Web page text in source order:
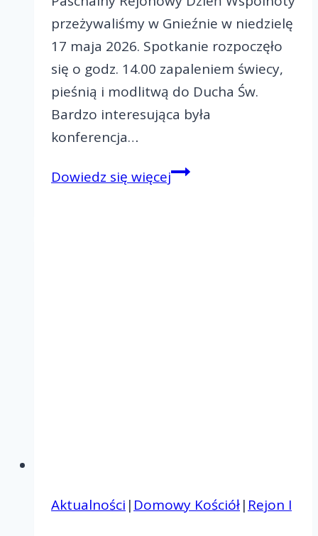
przeżywaliśmy w Gnieźnie w niedzielę
17 maja 2026. Spotkanie rozpoczęło
się o godz. 14.00 zapaleniem świecy,
pieśnią i modlitwą do Ducha Św.
Bardzo interesująca była
konferencja…
Dowiedz się więcejPaschalny
Aktualności | Domowy Kościół| Rejon I